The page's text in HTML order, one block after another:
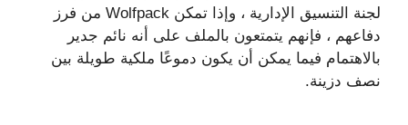
لجنة التنسيق الإدارية ، وإذا تمكن Wolfpack من فرز
دفاعهم ، فإنهم يتمتعون بالملف على أنه نائم جدير
بالاهتمام فيما يمكن أن يكون دموعًا ملكية طويلة بين
نصف دزينة.